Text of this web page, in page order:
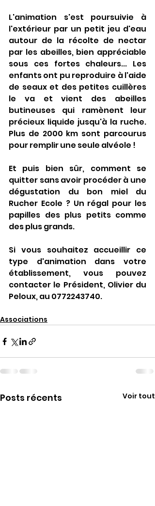
L'animation s'est poursuivie à
l'extérieur par un petit jeu d'eau
autour de la récolte de nectar
par les abeilles, bien appréciable
sous ces fortes chaleurs... Les
enfants ont pu reproduire à l'aide
de seaux et des petites cuillères
le va et vient des abeilles
butineuses qui ramènent leur
précieux liquide jusqu'à la ruche.
Plus de 2000 km sont parcourus
pour remplir une seule alvéole !
Et puis bien sûr, comment se
quitter sans avoir procéder à une
dégustation du bon miel du
Rucher Ecole ? Un régal pour les
papilles des plus petits comme
des plus grands.
Si vous souhaitez accueillir ce
type d'animation dans votre
établissement, vous pouvez
contacter le Président, Olivier du
Peloux, au 0772243740.
Associations
Posts récents Voir tout